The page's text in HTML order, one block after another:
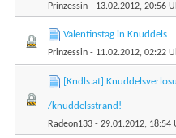
Prinzessin - 13.02.2012, 20:56
Valentinstag in Knuddels
Prinzessin - 11.02.2012, 02:22
[Kndls.at]
/knuddelsstrand!
Radeon133 - 29.01.2012, 18:54